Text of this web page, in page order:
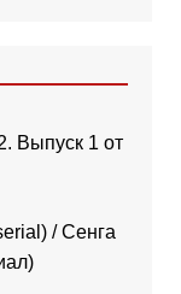
Выпуск 1 от
/ Сенга